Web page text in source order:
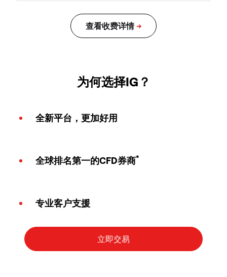
为何选择IG？
全新平台，更加好用
全球排名第一的CFD券商*
专业客户支援